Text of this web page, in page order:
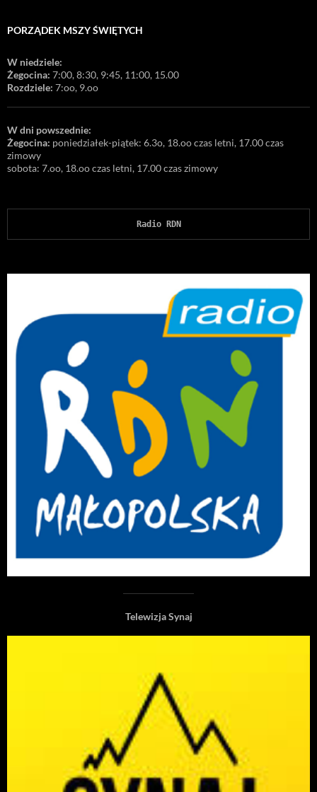
PORZĄDEK MSZY ŚWIĘTYCH
W niedziele:
Żegocina: 7:00, 8:30, 9:45, 11:00, 15.00
Rozdziele: 7:oo, 9.oo
W dni powszednie:
Żegocina: poniedziałek-piątek: 6.3o, 18.oo czas letni, 17.00 czas
zimowy
sobota: 7.oo, 18.oo czas letni, 17.00 czas zimowy
Radio RDN
Telewizja Synaj